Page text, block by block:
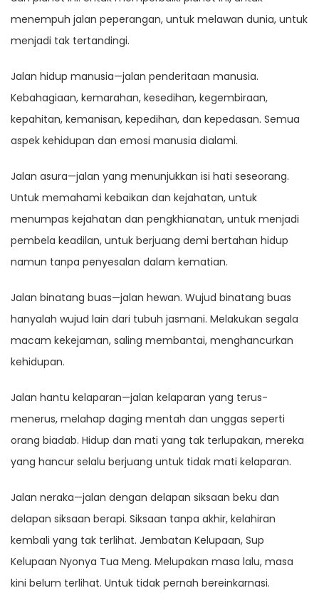
menempuh jalan peperangan, untuk melawan dunia, untuk
menjadi tak tertandingi.
Jalan hidup manusia—jalan penderitaan manusia.
Kebahagiaan, kemarahan, kesedihan, kegembiraan,
kepahitan, kemanisan, kepedihan, dan kepedasan. Semua
aspek kehidupan dan emosi manusia dialami.
Jalan asura—jalan yang menunjukkan isi hati seseorang.
Untuk memahami kebaikan dan kejahatan, untuk
menumpas kejahatan dan pengkhianatan, untuk menjadi
pembela keadilan, untuk berjuang demi bertahan hidup
namun tanpa penyesalan dalam kematian.
Jalan binatang buas—jalan hewan. Wujud binatang buas
hanyalah wujud lain dari tubuh jasmani. Melakukan segala
macam kekejaman, saling membantai, menghancurkan
kehidupan.
Jalan hantu kelaparan—jalan kelaparan yang terus-
menerus, melahap daging mentah dan unggas seperti
orang biadab. Hidup dan mati yang tak terlupakan, mereka
yang hancur selalu berjuang untuk tidak mati kelaparan.
Jalan neraka—jalan dengan delapan siksaan beku dan
delapan siksaan berapi. Siksaan tanpa akhir, kelahiran
kembali yang tak terlihat. Jembatan Kelupaan, Sup
Kelupaan Nyonya Tua Meng. Melupakan masa lalu, masa
kini belum terlihat. Untuk tidak pernah bereinkarnasi.